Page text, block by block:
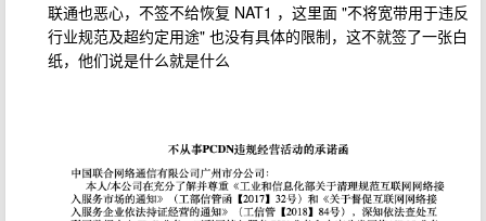
联通也恶心，不签不给恢复 NAT1 ，这里面 "不将宽带用于违反
行业规范及超约定用途" 也没有具体的限制，这不就签了一张白
纸，他们说是什么就是什么